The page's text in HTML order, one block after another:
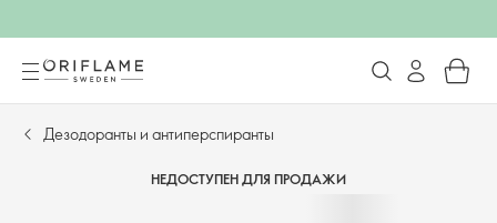
Дезодоранты и антиперспиранты
НЕДОСТУПЕН ДЛЯ ПРОДАЖИ